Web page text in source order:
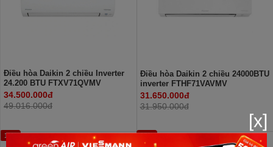
Điều hòa Daikin 2 chiều Inverter
24.200 BTU FTXV71QVMV
34.500.000đ
49.016.000đ
Điều hòa Daikin 2 chiều 24000BTU
inverter FTHF71VAVMV
31.650.000đ
31.950.000đ
11% 15%
[x]